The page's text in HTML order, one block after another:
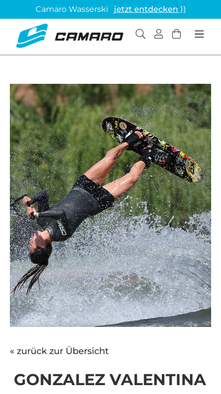
Camaro Wasserski jetzt entdecken ⟩⟩
« zurück zur Übersicht
GONZALEZ VALENTINA